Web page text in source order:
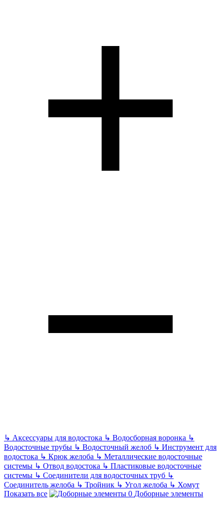
↳ Аксессуары для водостока ↳ Водосборная воронка ↳
Водосточные трубы ↳ Водосточный желоб ↳ Инструмент для
водостока ↳ Крюк желоба ↳ Металлические водосточные
системы ↳ Отвод водостока ↳ Пластиковые водосточные
системы ↳ Соединители для водосточных труб ↳
Соединитель желоба ↳ Тройник ↳ Угол желоба ↳ Хомут
Показать все
Доборные элементы